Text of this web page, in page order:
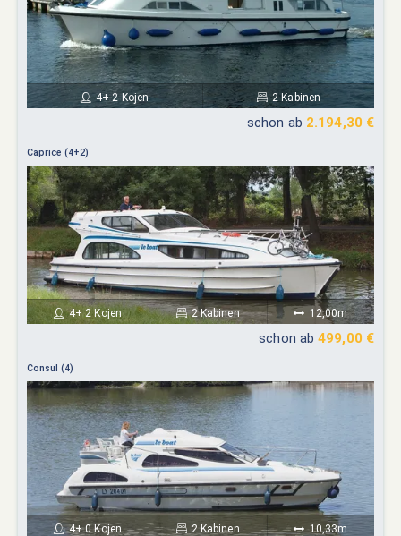
4+ 2 Kojen 2 Kabinen
schon ab 2.194,30 €
Caprice (4+2)
4+ 2 Kojen 2 Kabinen 12,00m
schon ab 499,00 €
Consul (4)
4+ 0 Kojen 2 Kabinen 10,33m